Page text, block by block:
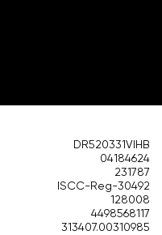
DR520331VIHB
04184624
231787
ISCC-Reg-30492
128008
4498568117
313407.00310985